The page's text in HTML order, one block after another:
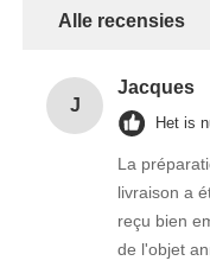
Alle recensies
J
Jacques
Het is
La
livraison a
reçu bien
de l'objet